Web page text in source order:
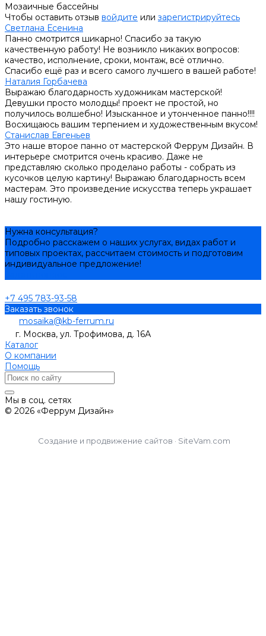
Мозаичные бассейны
Чтобы оставить отзыв войдите или зарегистрируйтесь
Светлана Есенина
Панно смотрится шикарно! Спасибо за такую
качественную работу! Не возникло никаких вопросов:
качество, исполнение, сроки, монтаж, всё отлично.
Спасибо ещё раз и всего самого лучшего в вашей работе!
Наталия Горбачева
Выражаю благодарность художникам мастерской!
Девушки просто молодцы! проект не простой, но
получилось волшебно! Изысканное и утонченное панно!!!!
Восхищаюсь вашим терпением и художественным вкусом!
Станислав Евгеньев
Это наше второе панно от мастерской Феррум Дизайн. В
интерьере смотрится очень красиво. Даже не
представляю сколько проделано работы - собрать из
кусочков целую картину! Выражаю благодарность всем
мастерам. Это произведение искусства теперь украшает
нашу гостиную.
Нужна консультация?
Подробно расскажем о наших услугах, видах работ и
типовых проектах, рассчитаем стоимость и подготовим
индивидуальное предложение!
+7 495 783-93-58
Заказать звонок
mosaika@kb-ferrum.ru
г. Москва, ул. Трофимова, д. 16А
Каталог
О компании
Помощь
Мы в соц. сетях
© 2026 «Феррум Дизайн»
Создание и продвижение сайтов · SiteVam.com